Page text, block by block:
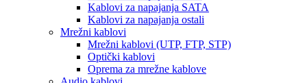
Kablovi za napajanja SATA
Kablovi za napajanja ostali
Mrežni kablovi
Mrežni kablovi (UTP, FTP, STP)
Optički kablovi
Oprema za mrežne kablove